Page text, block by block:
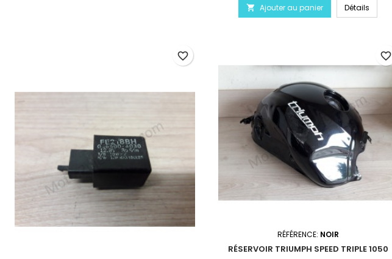
 Ajouter au panier Détails
favorite_border
RÉFÉRENCE: NOIR
RÉSERVOIR TRIUMPH SPEED TRIPLE 1050
favorite_border